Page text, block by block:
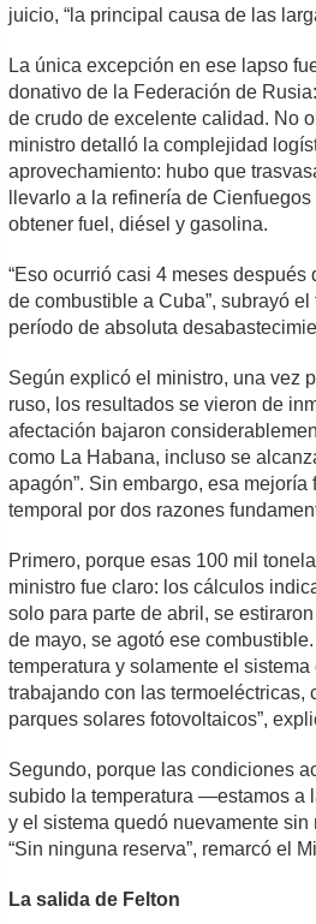
juicio, “la principal causa de las
La única excepción en ese lapso
donativo de la Federación de
de crudo de excelente calidad. No
ministro detalló la complejidad
aprovechamiento: hubo que
llevarlo a la refinería de
obtener fuel, diésel y gasolina.
“Eso ocurrió casi 4 meses después
de combustible a Cuba”, subrayó el
período de absoluta
Según explicó el ministro, una vez
ruso, los resultados se vieron de
afectación bajaron
como La Habana, incluso se
apagón”. Sin embargo, esa mejoría
temporal por dos razones
Primero, porque esas 100 mil
ministro fue claro: los cálculos
solo para parte de abril, se
de mayo, se agotó ese
temperatura y solamente el
trabajando con las termoeléctricas,
parques solares fotovoltaicos”,
Segundo, porque las condiciones
subido la temperatura —estamos a
y el sistema quedó nuevamente
“Sin ninguna reserva”, remarcó el
La salida de Felton